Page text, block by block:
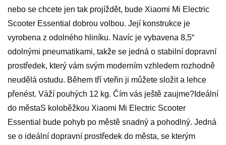
nebo se chcete jen tak projíždět, bude Xiaomi Mi Electric
Scooter Essential dobrou volbou. Její konstrukce je
vyrobena z odolného hliníku. Navíc je vybavena 8,5“
odolnými pneumatikami, takže se jedná o stabilní dopravní
prostředek, který vám svým moderním vzhledem rozhodně
neudělá ostudu. Během tří vteřin ji můžete složit a lehce
přenést. Váží pouhých 12 kg. Čím vás ještě zaujme?Ideální
do městaS koloběžkou Xiaomi Mi Electric Scooter
Essential bude pohyb po městě snadný a pohodlný. Jedná
se o ideální dopravní prostředek do města, se kterým